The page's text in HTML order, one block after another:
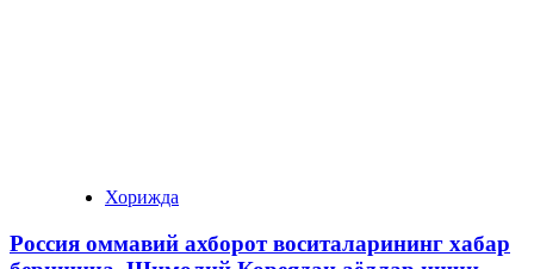
Хорижда
Россия оммавий ахборот воситаларининг хабар